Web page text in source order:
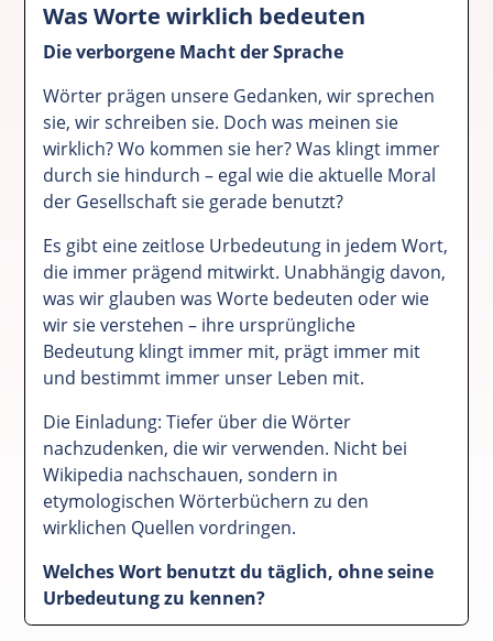
Was Worte wirklich bedeuten
Die verborgene Macht der Sprache
Wörter prägen unsere Gedanken, wir sprechen
sie, wir schreiben sie. Doch was meinen sie
wirklich? Wo kommen sie her? Was klingt immer
durch sie hindurch – egal wie die aktuelle Moral
der Gesellschaft sie gerade benutzt?
Es gibt eine zeitlose Urbedeutung in jedem Wort,
die immer prägend mitwirkt. Unabhängig davon,
was wir glauben was Worte bedeuten oder wie
wir sie verstehen – ihre ursprüngliche
Bedeutung klingt immer mit, prägt immer mit
und bestimmt immer unser Leben mit.
Die Einladung: Tiefer über die Wörter
nachzudenken, die wir verwenden. Nicht bei
Wikipedia nachschauen, sondern in
etymologischen Wörterbüchern zu den
wirklichen Quellen vordringen.
Welches Wort benutzt du täglich, ohne seine
Urbedeutung zu kennen?